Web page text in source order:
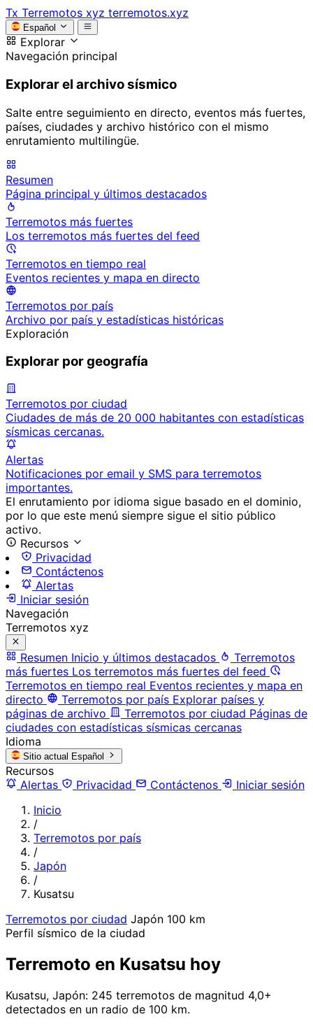
Tx Terremotos xyz terremotos.xyz
Español
Explorar
Navegación principal
Explorar el archivo sísmico
Salte entre seguimiento en directo, eventos más fuertes,
países, ciudades y archivo histórico con el mismo
enrutamiento multilingüe.
Resumen
Página principal y últimos destacados
Terremotos más fuertes
Los terremotos más fuertes del feed
Terremotos en tiempo real
Eventos recientes y mapa en directo
Terremotos por país
Archivo por país y estadísticas históricas
Exploración
Explorar por geografía
Terremotos por ciudad
Ciudades de más de 20 000 habitantes con estadísticas
sísmicas cercanas.
Alertas
Notificaciones por email y SMS para terremotos
importantes.
El enrutamiento por idioma sigue basado en el dominio,
por lo que este menú siempre sigue el sitio público
activo.
Recursos
Privacidad
Contáctenos
Alertas
Iniciar sesión
Navegación
Terremotos xyz
Resumen Inicio y últimos destacados
Terremotos
más fuertes Los terremotos más fuertes del feed
Terremotos en tiempo real Eventos recientes y mapa en
directo
Terremotos por país Explorar países y
páginas de archivo
Terremotos por ciudad Páginas de
ciudades con estadísticas sísmicas cercanas
Idioma
Sitio actual Español
Recursos
Alertas
Privacidad Contáctenos
Iniciar sesión
Inicio
/
Terremotos por país
/
Japón
/
Kusatsu
Terremotos por ciudad Japón 100 km
Perfil sísmico de la ciudad
Terremoto en Kusatsu hoy
Kusatsu, Japón: 245 terremotos de magnitud 4,0+
detectados en un radio de 100 km.